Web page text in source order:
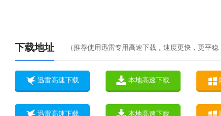
下载地址 （推荐使用迅雷专用高速下载，速度更快，更平稳
迅雷高速下载 本地高速下载
迅雷高速下载 本地高速下载